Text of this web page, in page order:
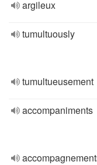
argileux
tumultuously
tumultueusement
accompaniments